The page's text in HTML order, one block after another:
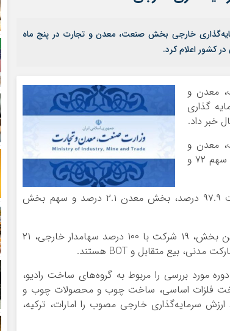
خارجی بخش صنعت، معدن و تجارت در پنج ماه
معدن و
از تصویب ۶۸ مورد سرمایه گذاری
معدن و
تجارت با ۴۹ مورد و حجم سرمایه گذاری ۳۸۸ میلیون دلار، به ترتیب سهم ۷۲ و
همچنین در این بازه زمانی، سهم حجم سرمایه گذاری بخش صنعت ۹۷.۹ درصد، بخش معدن ۲.۱ درصد و سهم بخش
این در حالی است که از ۴۹ مورد سرمایه گذاری خارجی مصوب در این بخش، ۱۹ شرکت با ۱۰۰ درصد سهامدار خارجی، ۲۱
مورد بررسی را مربوط به گروه‌های ساخت رادیو،
فلزات اساسی، ساخت چوب و محصولات چوب و
سرمایه‌گذاری خارجی مصوب را امارات، ترکیه،